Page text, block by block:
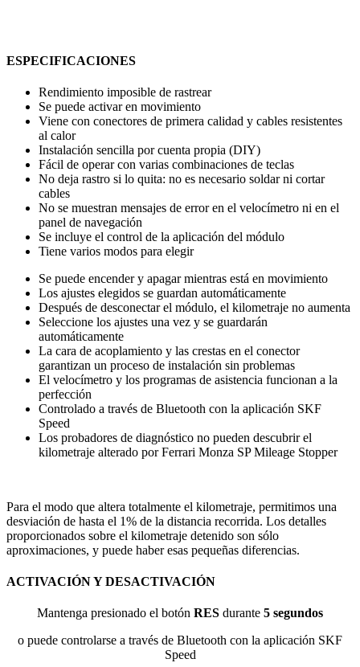
ESPECIFICACIONES
Rendimiento imposible de rastrear
Se puede activar en movimiento
Viene con conectores de primera calidad y cables resistentes
al calor
Instalación sencilla por cuenta propia (DIY)
Fácil de operar con varias combinaciones de teclas
No deja rastro si lo quita: no es necesario soldar ni cortar
cables
No se muestran mensajes de error en el velocímetro ni en el
panel de navegación
Se incluye el control de la aplicación del módulo
Tiene varios modos para elegir
Se puede encender y apagar mientras está en movimiento
Los ajustes elegidos se guardan automáticamente
Después de desconectar el módulo, el kilometraje no aumenta
Seleccione los ajustes una vez y se guardarán
automáticamente
La cara de acoplamiento y las crestas en el conector
garantizan un proceso de instalación sin problemas
El velocímetro y los programas de asistencia funcionan a la
perfección
Controlado a través de Bluetooth con la aplicación SKF
Speed
Los probadores de diagnóstico no pueden descubrir el
kilometraje alterado por Ferrari Monza SP Mileage Stopper
Para el modo que altera totalmente el kilometraje, permitimos una
desviación de hasta el 1% de la distancia recorrida. Los detalles
proporcionados sobre el kilometraje detenido son sólo
aproximaciones, y puede haber esas pequeñas diferencias.
ACTIVACIÓN Y DESACTIVACIÓN
Mantenga presionado el botón RES durante 5 segundos
o puede controlarse a través de Bluetooth con la aplicación SKF
Speed